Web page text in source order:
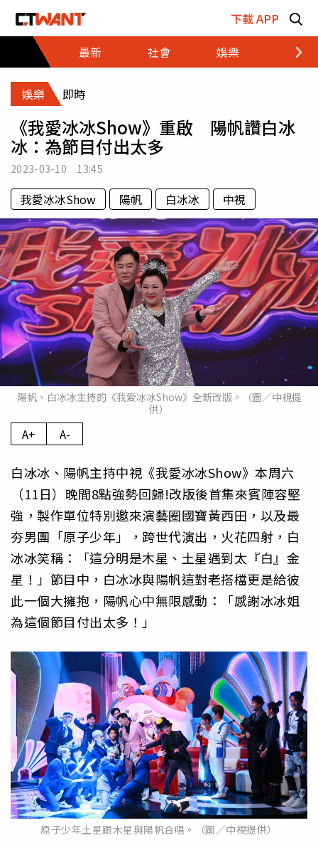
下載 APP
最新
社會 娛樂 財經
娛樂 即時
《我愛冰冰Show》重啟 陽帆讚白冰
冰：為節目付出太多
2023-03-10 13:45
我愛冰冰Show 陽帆 白冰冰 中視
陽帆、白冰冰主持的《我愛冰冰Show》全新改版。（圖／中視提
供）
A+ A-
白冰冰、陽帆主持中視《我愛冰冰Show》本周六
（11日）晚間8點強勢回歸!改版後首集來賓陣容堅
強，製作單位特別邀來演藝圈國寶黃西田，以及最
夯男團「原子少年」，跨世代演出，火花四射，白
冰冰笑稱：「這分明是木星、土星遇到太『白』金
星！」節目中，白冰冰與陽帆這對老搭檔更是給彼
此一個大擁抱，陽帆心中無限感動：「感謝冰冰姐
為這個節目付出太多！」
原子少年土星跟木星與陽帆合唱。（圖／中視提供）